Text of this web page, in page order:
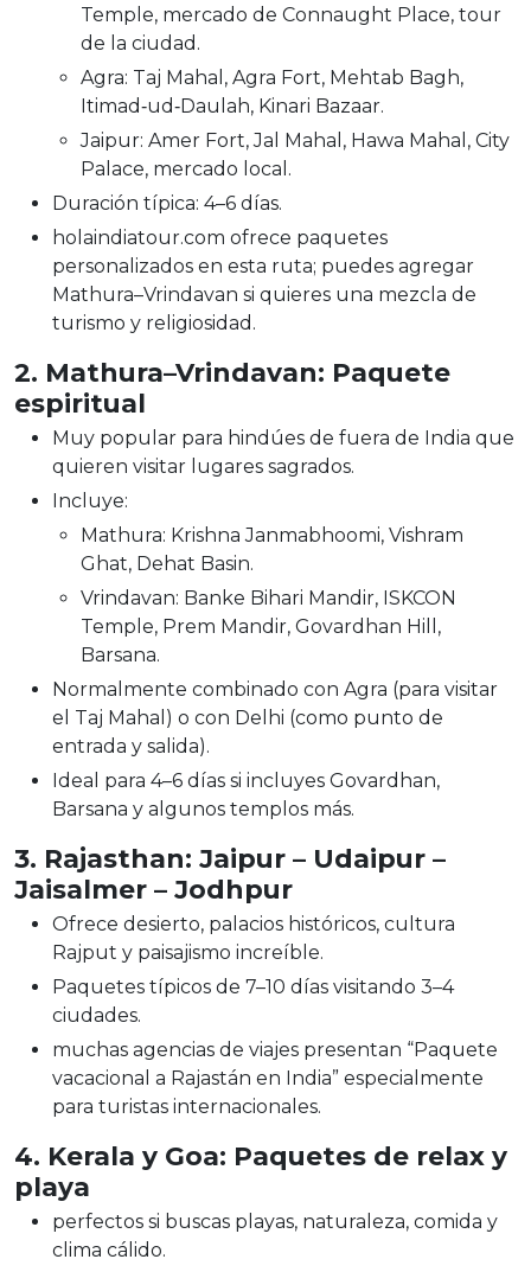
Temple, mercado de Connaught Place, tour
de la ciudad.
Agra: Taj Mahal, Agra Fort, Mehtab Bagh,
Itimad‑ud‑Daulah, Kinari Bazaar.
Jaipur: Amer Fort, Jal Mahal, Hawa Mahal, City
Palace, mercado local.
Duración típica: 4–6 días.
holaindiatour.com ofrece paquetes
personalizados en esta ruta; puedes agregar
Mathura–Vrindavan si quieres una mezcla de
turismo y religiosidad.
2. Mathura–Vrindavan: Paquete
espiritual
Muy popular para hindúes de fuera de India que
quieren visitar lugares sagrados.
Incluye:
Mathura: Krishna Janmabhoomi, Vishram
Ghat, Dehat Basin.
Vrindavan: Banke Bihari Mandir, ISKCON
Temple, Prem Mandir, Govardhan Hill,
Barsana.
Normalmente combinado con Agra (para visitar
el Taj Mahal) o con Delhi (como punto de
entrada y salida).
Ideal para 4–6 días si incluyes Govardhan,
Barsana y algunos templos más.
3. Rajasthan: Jaipur – Udaipur –
Jaisalmer – Jodhpur
Ofrece desierto, palacios históricos, cultura
Rajput y paisajismo increíble.
Paquetes típicos de 7–10 días visitando 3–4
ciudades.
muchas agencias de viajes presentan “Paquete
vacacional a Rajastán en India” especialmente
para turistas internacionales.
4. Kerala y Goa: Paquetes de relax y
playa
perfectos si buscas playas, naturaleza, comida y
clima cálido.